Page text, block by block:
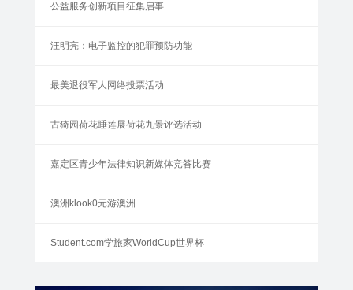
公益服务创新项目征集启事
汪明亮：电子监控的犯罪预防功能
最美退役军人网络投票活动
古猗园荷花睡莲展荷花九景评选活动
嘉定区青少年法律知识新媒体竞答比赛
澳洲klook0元游澳洲
Student.com学旅家WorldCup世界杯